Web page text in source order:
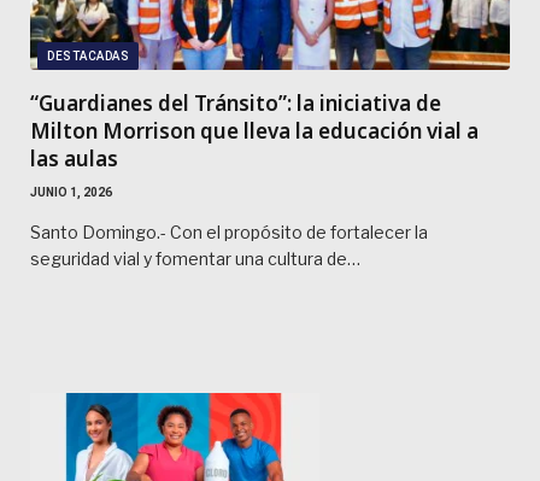
DESTACADAS
“Guardianes del Tránsito”: la iniciativa de
Milton Morrison que lleva la educación vial a
las aulas
JUNIO 1, 2026
Santo Domingo.- Con el propósito de fortalecer la
seguridad vial y fomentar una cultura de…